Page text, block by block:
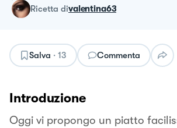
ricetta divalentina63
Salva · 13 Commenta
Introduzione
Oggi vi propongo un piatto